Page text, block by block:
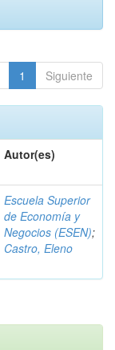
1 Siguiente
Autor(es)
Escuela Superior
de Economía y
Negocios (ESEN);
Castro, Eleno